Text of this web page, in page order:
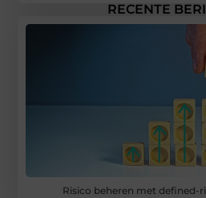
RECENTE
Risico beheren met defined-